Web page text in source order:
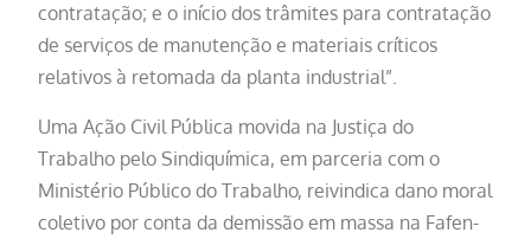
contratação; e o início dos trâmites para contratação
de serviços de manutenção e materiais críticos
relativos à retomada da planta industrial”.
Uma Ação Civil Pública movida na Justiça do
Trabalho pelo Sindiquímica, em parceria com o
Ministério Público do Trabalho, reivindica dano moral
coletivo por conta da demissão em massa na Fafen-